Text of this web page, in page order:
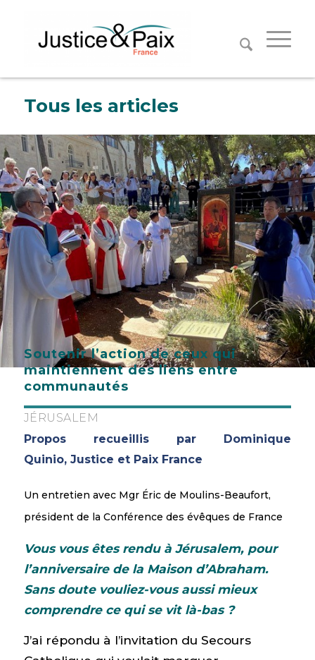
Tous les articles
Soutenir l’action de ceux qui
maintiennent des liens entre
communautés
JÉRUSALEM
Propos recueillis par Dominique
Quinio, Justice et Paix France
Un entretien avec Mgr Éric de Moulins-Beaufort,
président de la Conférence des évêques de France
Vous vous êtes rendu à Jérusalem, pour
l’anniversaire de la Maison d’Abraham.
Sans doute vouliez-vous aussi mieux
comprendre ce qui se vit là-bas ?
J’ai répondu à l’invitation du Secours